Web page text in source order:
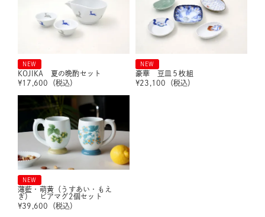
NEW
KOJIKA 夏の晩酌セット
¥17,600 （税込）
NEW
豪華 豆皿５枚組
¥23,100 （税込）
NEW
薄藍・萌黄（うすあい・もえ
ぎ） ビアマグ2個セット
¥39,600 （税込）